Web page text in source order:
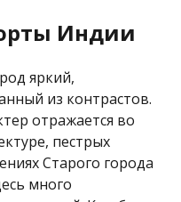
Индии
яркий,
из контрастов.
отражается во
пестрых
Старого города
много